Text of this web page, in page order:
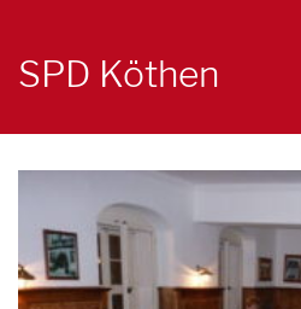
SPD Köthen